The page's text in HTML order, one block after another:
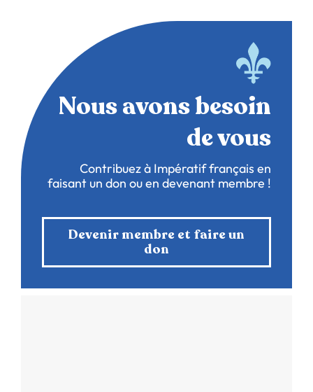
Nous avons besoin
de vous
Contribuez à Impératif français en
faisant un don ou en devenant membre !
Devenir membre et faire un
don